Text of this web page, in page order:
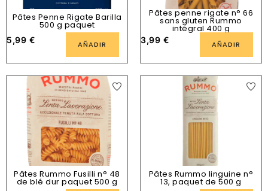
Pâtes Penne Rigate Barilla
500 g paquet
5,99 € AÑADIR
Pâtes penne rigate n° 66
sans gluten Rummo
intégral 400 g
3,99 € AÑADIR
Pâtes Rummo Fusilli n° 48
de blé dur paquet 500 g
Pâtes Rummo linguine n°
13, paquet de 500 g